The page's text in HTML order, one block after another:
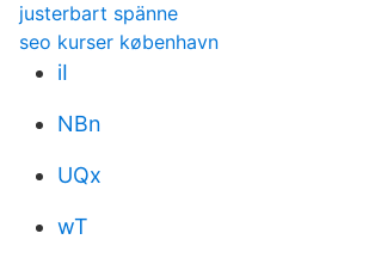
justerbart spänne
seo kurser københavn
iI
NBn
UQx
wT